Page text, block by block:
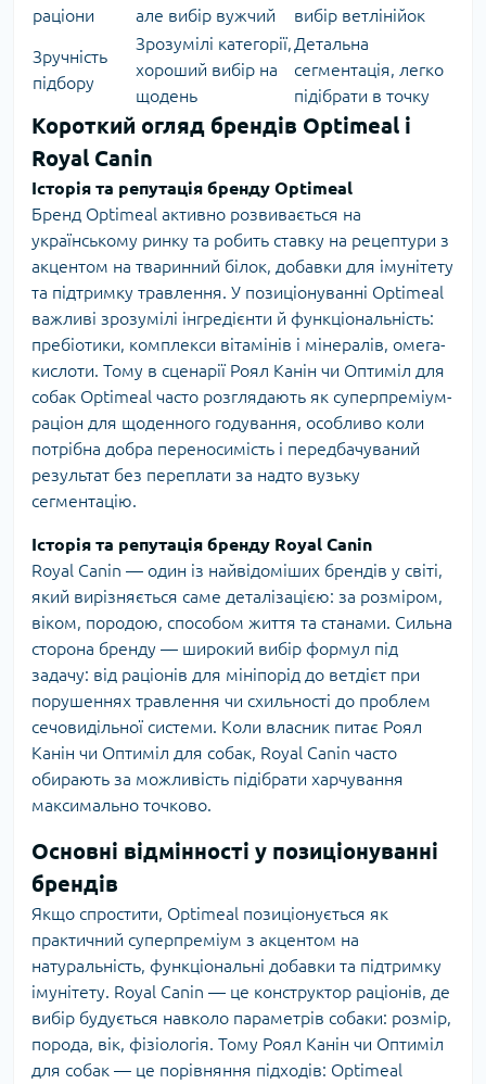
раціони
але вибір вужчий
вибір ветлінійок
Зручність
підбору
Зрозумілі категорії,
хороший вибір на
щодень
Детальна
сегментація, легко
підібрати в точку
Короткий огляд брендів Optimeal і
Royal Canin
Історія та репутація бренду Optimeal
Бренд Optimeal активно розвивається на
українському ринку та робить ставку на рецептури з
акцентом на тваринний білок, добавки для імунітету
та підтримку травлення. У позиціонуванні Optimeal
важливі зрозумілі інгредієнти й функціональність:
пребіотики, комплекси вітамінів і мінералів, омега-
кислоти. Тому в сценарії Роял Канін чи Оптиміл для
собак Optimeal часто розглядають як суперпреміум-
раціон для щоденного годування, особливо коли
потрібна добра переносимість і передбачуваний
результат без переплати за надто вузьку
сегментацію.
Історія та репутація бренду Royal Canin
Royal Canin — один із найвідоміших брендів у світі,
який вирізняється саме деталізацією: за розміром,
віком, породою, способом життя та станами. Сильна
сторона бренду — широкий вибір формул під
задачу: від раціонів для мініпорід до ветдієт при
порушеннях травлення чи схильності до проблем
сечовидільної системи. Коли власник питає Роял
Канін чи Оптиміл для собак, Royal Canin часто
обирають за можливість підібрати харчування
максимально точково.
Основні відмінності у позиціонуванні
брендів
Якщо спростити, Optimeal позиціонується як
практичний суперпреміум з акцентом на
натуральність, функціональні добавки та підтримку
імунітету. Royal Canin — це конструктор раціонів, де
вибір будується навколо параметрів собаки: розмір,
порода, вік, фізіологія. Тому Роял Канін чи Оптиміл
для собак — це порівняння підходів: Optimeal